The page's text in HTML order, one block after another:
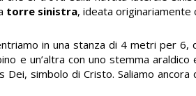
torre sinistra, ideata originariamente
in una stanza di 4 metri per
e un’altra con uno stemma
Dei, simbolo di Cristo. Saliamo